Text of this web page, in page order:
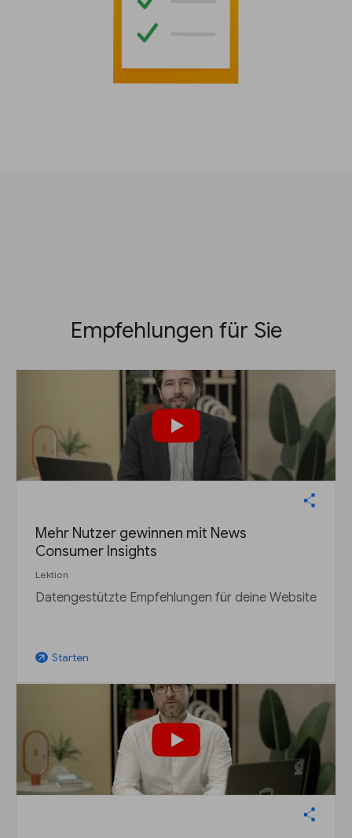
Empfehlungen für Sie
Mehr Nutzer gewinnen mit News
Consumer Insights
Lektion
Datengestützte Empfehlungen für deine Website
arrow_outward Starten